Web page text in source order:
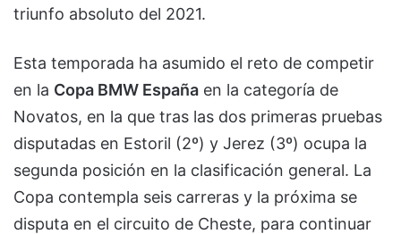
triunfo absoluto del 2021.
Esta temporada ha asumido el reto de competir
en la Copa BMW España en la categoría de
Novatos, en la que tras las dos primeras pruebas
disputadas en Estoril (2º) y Jerez (3º) ocupa la
segunda posición en la clasificación general. La
Copa contempla seis carreras y la próxima se
disputa en el circuito de Cheste, para continuar